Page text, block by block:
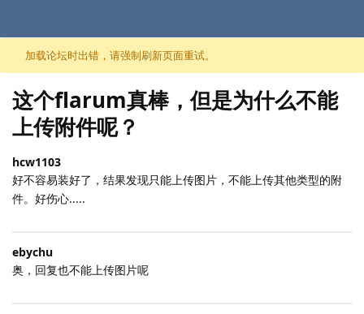
跳至内容
加载论坛时出错，请强制刷新页面重试。
这个flarum真棒，但是为什么不能
上传附件呢？
hcw1103
好不容易装好了，结果发现只能上传图片，不能上传其他类型的附
件。好伤心.....
ebychu
奥，回复也不能上传图片呢